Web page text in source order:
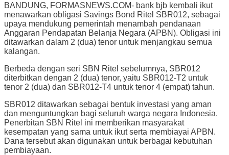
BANDUNG, FORMASNEWS.COM- bank bjb kembali ikut
menawarkan obligasi Savings Bond Ritel SBR012, sebagai
upaya mendukung pemerintah menambah pendanaan
Anggaran Pendapatan Belanja Negara (APBN). Obligasi ini
ditawarkan dalam 2 (dua) tenor untuk menjangkau semua
kalangan.
Berbeda dengan seri SBN Ritel sebelumnya, SBR012
diterbitkan dengan 2 (dua) tenor, yaitu SBR012-T2 untuk
tenor 2 (dua) dan SBR012-T4 untuk tenor 4 (empat) tahun.
SBR012 ditawarkan sebagai bentuk investasi yang aman
dan menguntungkan bagi seluruh warga negara Indonesia.
Penerbitan SBN Ritel ini memberikan masyarakat
kesempatan yang sama untuk ikut serta membiayai APBN.
Dana tersebut akan digunakan untuk berbagai kebutuhan
pembiayaan.